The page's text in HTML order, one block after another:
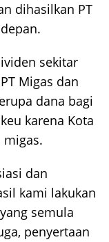
dihasilkan PT
sekitar
Migas dan
dana bagi
karena Kota
migas.
dan
kami lakukan
semula
penyertaan